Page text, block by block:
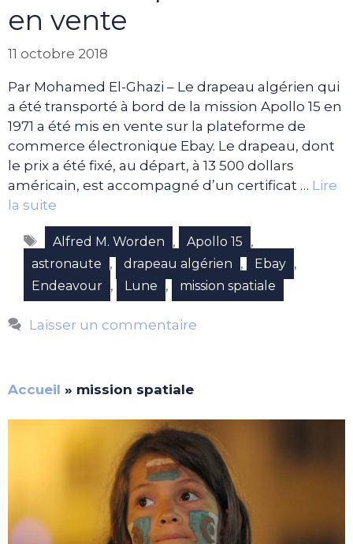
en vente
11 octobre 2018
Par Mohamed El-Ghazi – Le drapeau algérien qui
a été transporté à bord de la mission Apollo 15 en
1971 a été mis en vente sur la plateforme de
commerce électronique Ebay. Le drapeau, dont
le prix a été fixé, au départ, à 13 500 dollars
américain, est accompagné d’un certificat … Lire
la suite
Étiquettes
Alfred M. Worden , Apollo 15 ,
astronaute , drapeau algérien , Ebay ,
Endeavour , Lune , mission spatiale
Laisser un commentaire
Accueil » mission spatiale